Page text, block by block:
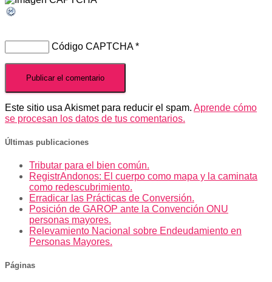
Código CAPTCHA*
Este sitio usa Akismet para reducir el spam. Aprende cómo
se procesan los datos de tus comentarios.
Últimas publicaciones
Tributar para el bien común.
RegistrAndonos: El cuerpo como mapa y la caminata
como redescubrimiento.
Erradicar las Prácticas de Conversión.
Posición de GAROP ante la Convención ONU
personas mayores.
Relevamiento Nacional sobre Endeudamiento en
Personas Mayores.
Páginas